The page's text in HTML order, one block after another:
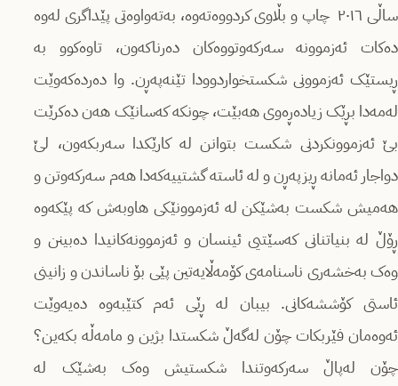
ساڵی ٢٠١٦ چاپ و بڵاوی کردووەتەوە، بەتەواوەتی پێداگری لەوە
دەکات ئەزموونە سەرکەوتووەکان دەرناکەون، تاوەکوو بە
ڕیستێک ئەزموونی شکستخواردوودا تێنەپەڕن. وا دەردەکەوێت
لەمەدا بڕێک زیادەڕەوی هەبێت، چونکە کەسانێک هەن دەکرێت
بێ ئەزموونکردنی شکست بتوانن لە کارێکدا سەربکەون، لێ
دواجار ئەمانە ڕیزپەڕن و لە ئاستە گشتییەکەدا هەم سەرکەوتن و
هەمیش شکست بەشێکن لە ئەزموونێکی هاوبەش کە پێکەوە
ڕۆڵ لە بنیاتنانی کەسێتیی ئینسان و ئەزموونەکانیدا دەبینن و
وەک بەخشەری ناسنامەی کۆمەڵایەتین پێی بۆ ناساندن و زانینی
ئاستی کۆششەکانی. بیبان لە ڕێی ئەم کتێبەوە دەیەوێت
ئەوەمان فێربکات چۆن لەگەڵ شکستدا بژین و مامەڵە بکەین؟
چۆن لەپاڵ سەرکەوتندا شکستیش وەک بەشێک لە